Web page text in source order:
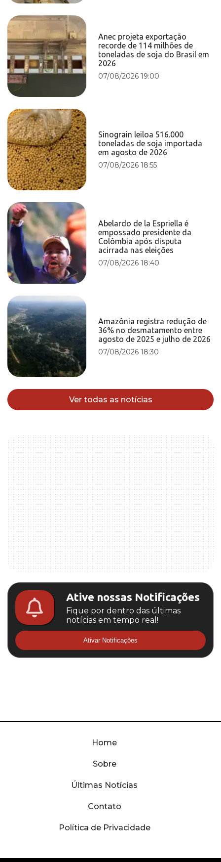
Anec projeta exportação
recorde de 114 milhões de
toneladas de soja do Brasil em
2026
07/08/2026 19:00
Sinograin leiloa 516.000
toneladas de soja importada
em agosto de 2026
07/08/2026 18:55
Abelardo de la Espriella é
empossado presidente da
Colômbia após disputa
acirrada nas eleições
07/08/2026 18:40
Amazônia registra redução de
36% no desmatamento entre
agosto de 2025 e julho de 2026
07/08/2026 18:30
Ver todas as notícias
Ative nossas Notificações
Fique por dentro das últimas
notícias em tempo real!
Ativar Notificações
Home
Sobre
Últimas Notícias
Contato
Política de Privacidade